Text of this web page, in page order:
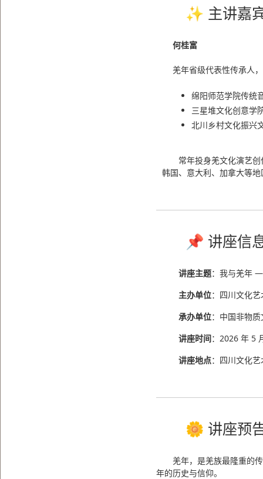
✨ 主讲嘉
何桂富
羌年省级代表性传承人
绵阳师范学院传统
三星堆文化创意学
北川乡村文化振兴
常年投身羌文化演艺
韩国、意大利、加拿大等
📌 讲座信
讲座主题：我与羌年
主办单位：四川文化
承办单位：中国非物
讲座时间：2026 年 5
讲座地点：四川文化
🌼 讲座预
羌年，是羌族最隆重的
年的历史与信仰。